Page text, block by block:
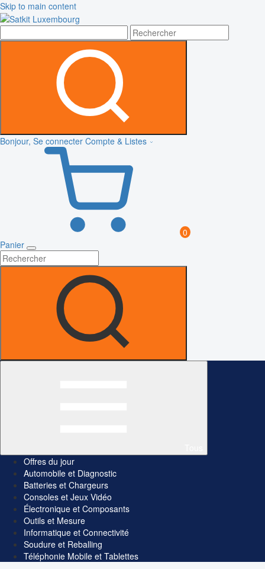
Skip to main content
Bonjour, Se connecter Compte & Listes
0
Panier
Offres du jour
Automobile et Diagnostic
Batteries et Chargeurs
Consoles et Jeux Vidéo
Électronique et Composants
Outils et Mesure
Informatique et Connectivité
Soudure et Reballing
Téléphonie Mobile et Tablettes